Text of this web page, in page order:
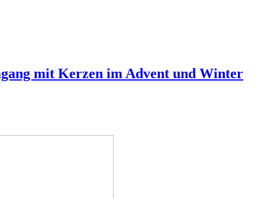
mit Kerzen im Advent und Winter